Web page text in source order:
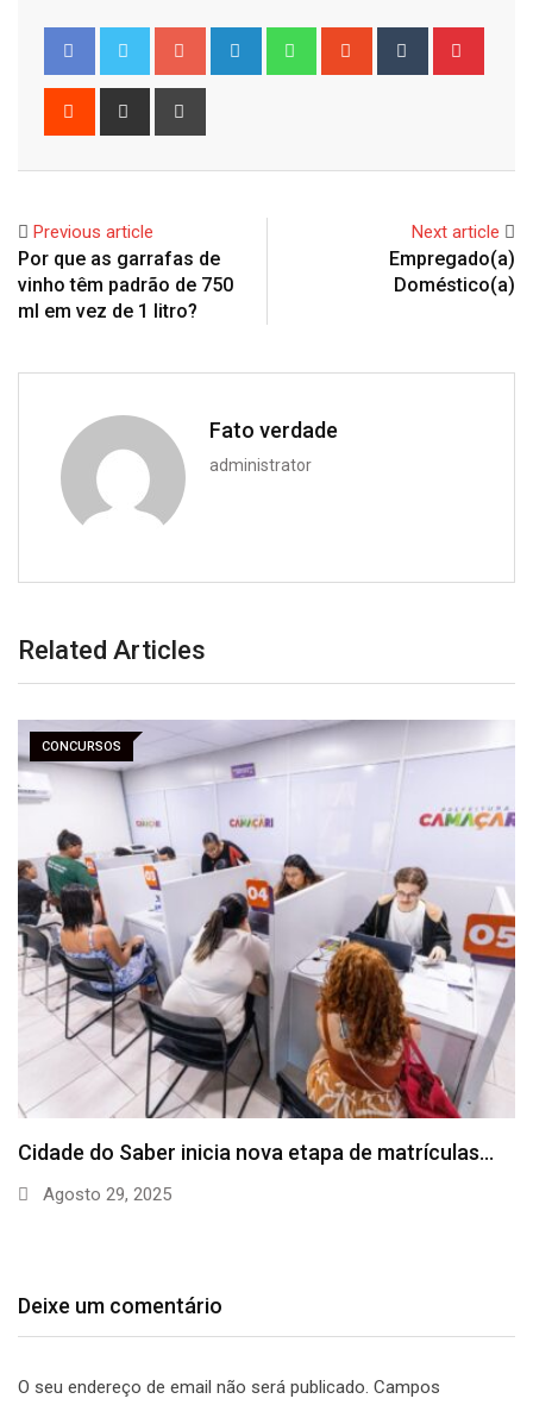
Google+ LinkedIn WhatsappStumbleUpon
Tumblr
Reddit
Share
Previous article
Por que as garrafas de
vinho têm padrão de 750
ml em vez de 1 litro?
Next article
Empregado(a)
Doméstico(a)
Fato verdade
administrator
Related Articles
CONCURSOS
Prefeitura e Senai Cimatec firmam parceria para
levar…
Deixe um comentário
O seu endereço de email não será publicado. Campos